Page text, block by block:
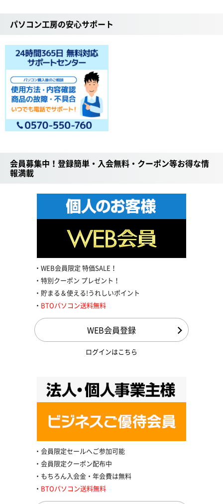
パソコン工房の安心サポート
会員募集中！登録簡単・入会無料・クーポン等お得な情
報満載
WEB会員限定 特価SALE！
特別クーポン プレゼント！
貯まる＆使える!うれしいポイント
BTOパソコン送料無料
WEB会員登録
ログインはこちら
会員限定セールへご参加可能
会員限定クーポン配布中
もちろん入会金・年会費は無料
BTOパソコン送料無料